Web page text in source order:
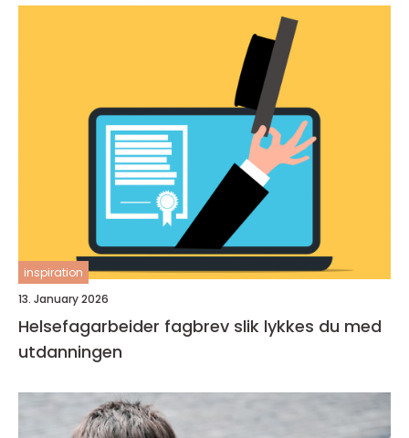
inspiration
13. January 2026
Helsefagarbeider fagbrev slik lykkes du med
utdanningen